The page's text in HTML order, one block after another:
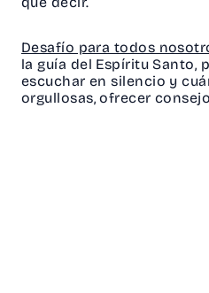
Desafío para todos
la guía del Espíritu Santo,
escuchar en silencio y
orgullosas, ofrecer